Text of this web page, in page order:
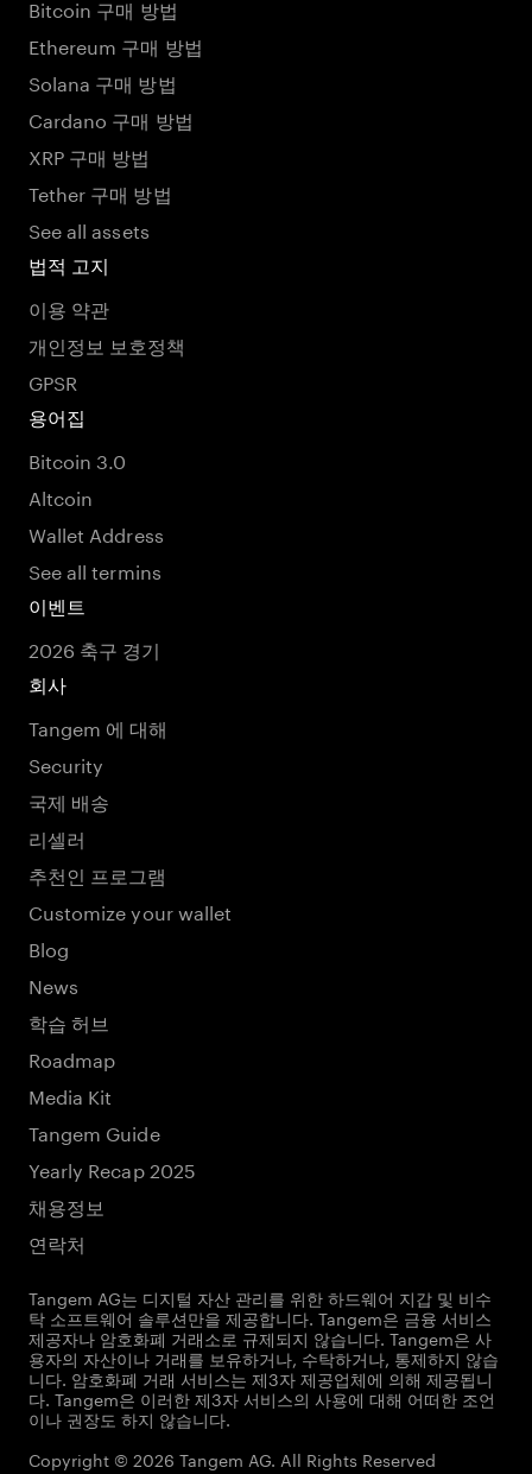
Bitcoin 구매 방법
Ethereum 구매 방법
Solana 구매 방법
Cardano 구매 방법
XRP 구매 방법
Tether 구매 방법
See all assets
법적 고지
이용 약관
개인정보 보호정책
GPSR
용어집
Bitcoin 3.0
Altcoin
Wallet Address
See all termins
이벤트
2026 축구 경기
회사
Tangem 에 대해
Security
국제 배송
리셀러
추천인 프로그램
Customize your wallet
Blog
News
학습 허브
Roadmap
Media Kit
Tangem Guide
Yearly Recap 2025
채용정보
연락처
Tangem AG는 디지털 자산 관리를 위한 하드웨어 지갑 및 비수
탁 소프트웨어 솔루션만을 제공합니다. Tangem은 금융 서비스
제공자나 암호화폐 거래소로 규제되지 않습니다. Tangem은 사
용자의 자산이나 거래를 보유하거나, 수탁하거나, 통제하지 않습
니다. 암호화폐 거래 서비스는 제3자 제공업체에 의해 제공됩니
다. Tangem은 이러한 제3자 서비스의 사용에 대해 어떠한 조언
이나 권장도 하지 않습니다.